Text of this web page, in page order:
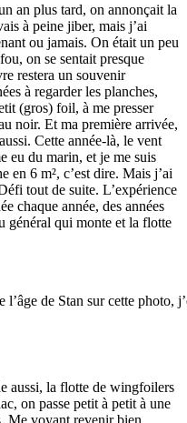
an plus tard, on annonçait la
à peine jiber, mais j’ai
ou jamais. On était un peu
on se sentait presque
restera un souvenir
à regarder les planches,
(gros) foil, à me presser
noir. Et ma première arrivée,
Cette année-là, le vent
eu du marin, et je me suis
en 6 m², c’est dire. Mais j’ai
tout de suite. L’expérience
chaque année, des années
général qui monte et la flotte
de Stan sur cette photo,
aussi, la flotte de wingfoilers
on passe petit à petit à une
Me voyant revenir bien